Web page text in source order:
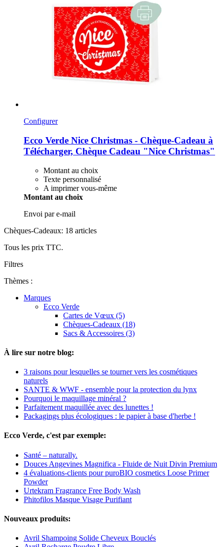
Configurer
Ecco Verde Nice Christmas -​ Chèque-​Cadeau à
Télécharger, Chèque Cadeau "Nice Christmas"
Montant au choix
Texte personnalisé
A imprimer vous-même
Montant au choix
Envoi par e-mail
Chèques-Cadeaux: 18 articles
Tous les prix TTC.
Filtres
Thèmes :
Marques
Ecco Verde
Cartes de Vœux (5)
Chèques-Cadeaux (18)
Sacs & Accessoires (3)
À lire sur notre blog:
3 raisons pour lesquelles se tourner vers les cosmétiques
naturels
SANTE & WWF - ensemble pour la protection du lynx
Pourquoi le maquillage minéral ?
Parfaitement maquillée avec des lunettes !
Packagings plus écologiques : le papier à base d'herbe !
Ecco Verde, c'est par exemple:
Santé – naturally.
Douces Angevines Magnifica - Fluide de Nuit Divin Premium
4 évaluations-clients pour puroBIO cosmetics Loose Primer
Powder
Urtekram Fragrance Free Body Wash
Phitofilos Masque Visage Purifiant
Nouveaux produits:
Avril Shampoing Solide Cheveux Bouclés